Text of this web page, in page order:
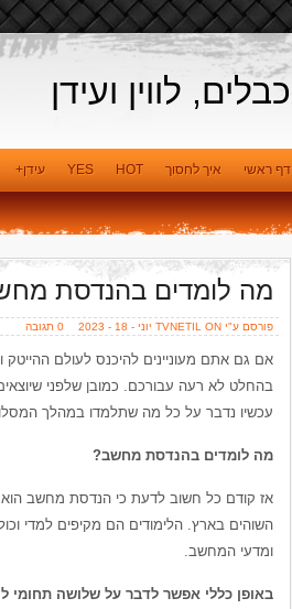
כבלים, לווין ועידן
דף ראשי איך לחסוך HOT
YES עידן+
מה לומדים בהנדסת
פורסם ע"י TVNETIL ON יוני - 18 - 2023 0 תגובה
אם גם אתם מעוניינים להיכנס לעולם ההייטק
בהחלט לא רעה עבורכם. כמובן שלפני
עכשיו נדבר על כל מה שתלמדו במהלך
מה לומדים בהנדסת מחשב?
אז קודם כל חשוב לדעת כי הנדסת מחשב
השוהים בארץ. הלימודים הם מקיפים למדי
ומדעי המחשב.
באופן כללי אפשר לדבר על שלושה תחומי